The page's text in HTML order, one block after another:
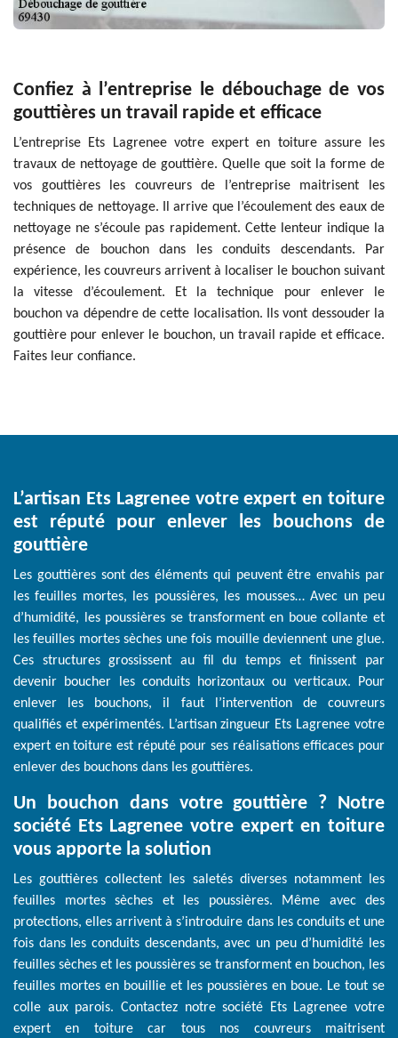
Confiez à l’entreprise le débouchage de vos
gouttières un travail rapide et efficace
L’entreprise Ets Lagrenee votre expert en toiture assure les
travaux de nettoyage de gouttière. Quelle que soit la forme de
vos gouttières les couvreurs de l’entreprise maitrisent les
techniques de nettoyage. Il arrive que l’écoulement des eaux de
nettoyage ne s’écoule pas rapidement. Cette lenteur indique la
présence de bouchon dans les conduits descendants. Par
expérience, les couvreurs arrivent à localiser le bouchon suivant
la vitesse d’écoulement. Et la technique pour enlever le
bouchon va dépendre de cette localisation. Ils vont dessouder la
gouttière pour enlever le bouchon, un travail rapide et efficace.
Faites leur confiance.
L’artisan Ets Lagrenee votre expert en toiture
est réputé pour enlever les bouchons de
gouttière
Les gouttières sont des éléments qui peuvent être envahis par
les feuilles mortes, les poussières, les mousses… Avec un peu
d’humidité, les poussières se transforment en boue collante et
les feuilles mortes sèches une fois mouille deviennent une glue.
Ces structures grossissent au fil du temps et finissent par
devenir boucher les conduits horizontaux ou verticaux. Pour
enlever les bouchons, il faut l’intervention de couvreurs
qualifiés et expérimentés. L’artisan zingueur Ets Lagrenee votre
expert en toiture est réputé pour ses réalisations efficaces pour
enlever des bouchons dans les gouttières.
Un bouchon dans votre gouttière ? Notre
société Ets Lagrenee votre expert en toiture
vous apporte la solution
Les gouttières collectent les saletés diverses notamment les
feuilles mortes sèches et les poussières. Même avec des
protections, elles arrivent à s’introduire dans les conduits et une
fois dans les conduits descendants, avec un peu d’humidité les
feuilles sèches et les poussières se transforment en bouchon, les
feuilles mortes en bouillie et les poussières en boue. Le tout se
colle aux parois. Contactez notre société Ets Lagrenee votre
expert en toiture car tous nos couvreurs maitrisent